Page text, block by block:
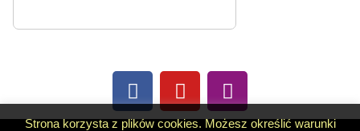
Strona korzysta z plików cookies. Możesz określić warunki